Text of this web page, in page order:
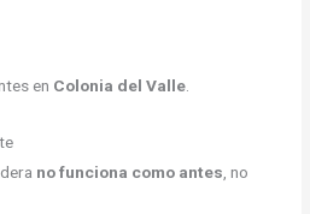
en Colonia del Valle.
no funciona como antes , no